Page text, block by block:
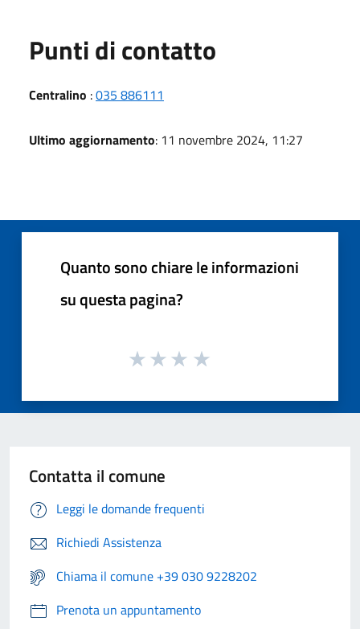
Punti di contatto
Centralino :035 886111
Ultimo aggiornamento: 11 novembre 2024, 11:27
Quanto sono chiare le informazioni
su questa pagina?
Contatta il comune
Leggi le domande frequenti
Richiedi Assistenza
Chiama il comune +39 030 9228202
Prenota un appuntamento